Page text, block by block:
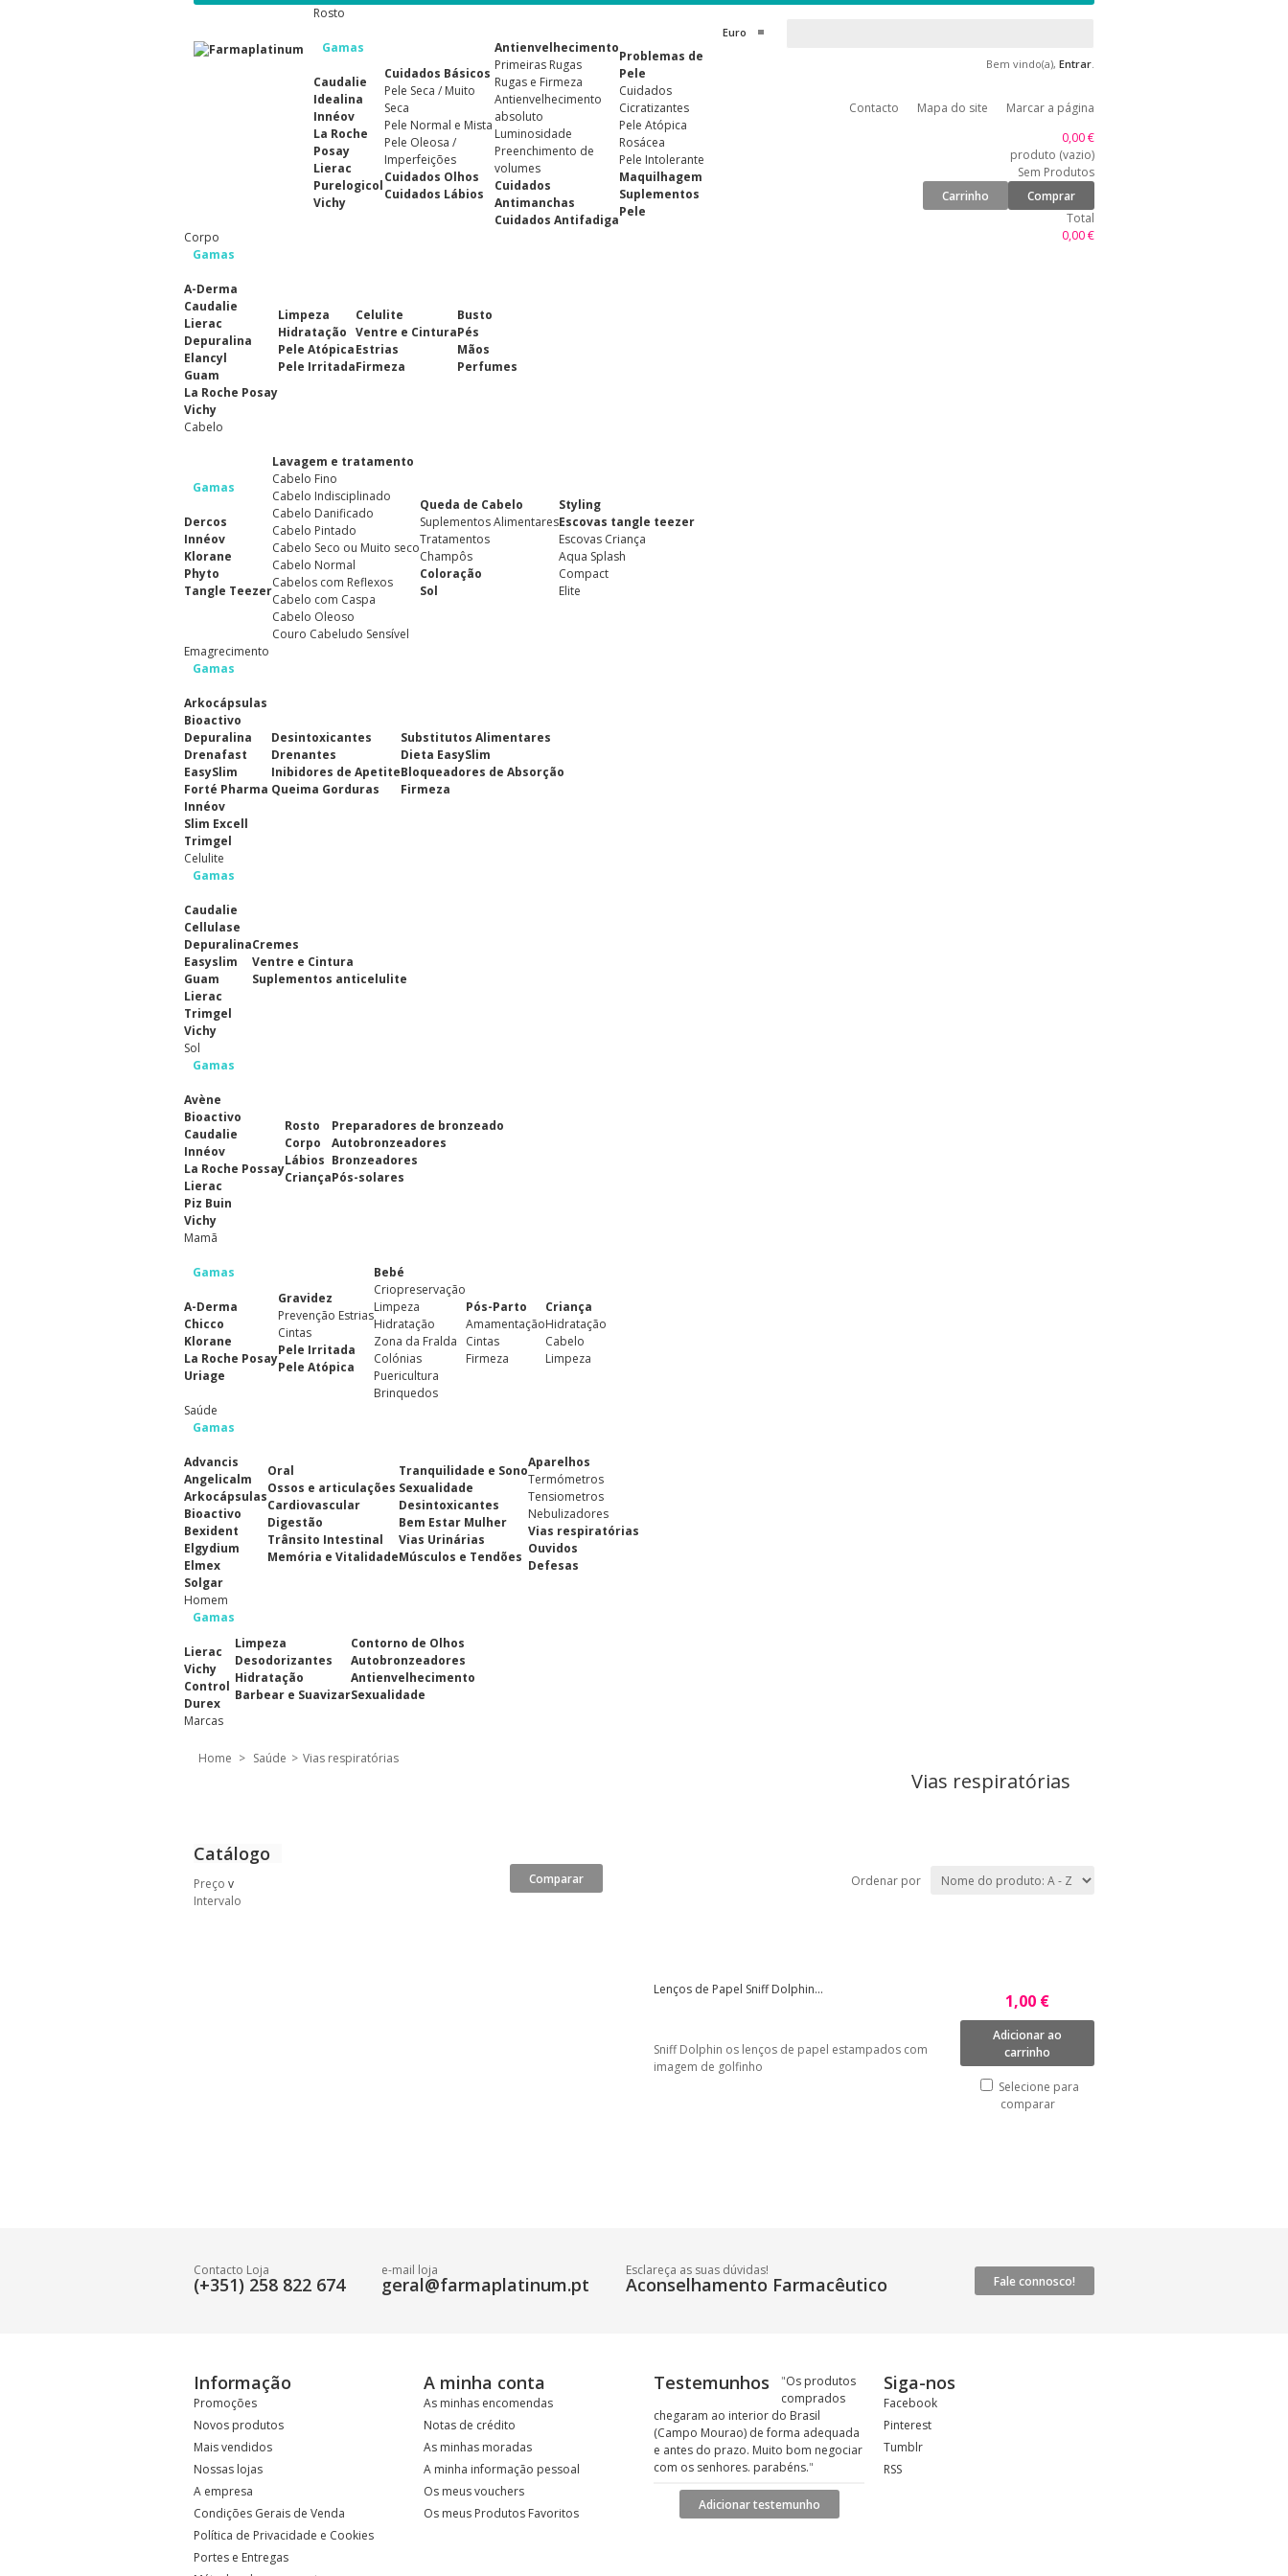
Euro
Bem vindo(a), Entrar.
Contacto Mapa do site
Marcar a página
0,00 €
produto (vazio)
Sem Produtos
Carrinho
Comprar
Total
0,00 €
Rosto
Gamas
Caudalie
Idealina
Innéov
La Roche
Posay
Lierac
Purelogicol
Vichy
Cuidados Básicos
Pele Seca / Muito
Seca
Pele Normal e Mista
Pele Oleosa /
Imperfeições
Cuidados Olhos
Cuidados Lábios
Antienvelhecimento
Primeiras Rugas
Rugas e Firmeza
Antienvelhecimento
absoluto
Luminosidade
Preenchimento de
volumes
Cuidados
Antimanchas
Cuidados Antifadiga
Problemas de
Pele
Cuidados
Cicratizantes
Pele Atópica
Rosácea
Pele Intolerante
Maquilhagem
Suplementos
Pele
Corpo
Gamas
A-Derma
Caudalie
Lierac
Depuralina
Elancyl
Guam
La Roche Posay
Vichy
Limpeza
Hidratação
Pele Atópica
Pele Irritada
Celulite
Ventre e Cintura
Estrias
Firmeza
Busto
Pés
Mãos
Perfumes
Cabelo
Gamas
Dercos
Innéov
Klorane
Phyto
Tangle Teezer
Lavagem e tratamento
Cabelo Fino
Cabelo Indisciplinado
Cabelo Danificado
Cabelo Pintado
Cabelo Seco ou Muito seco
Cabelo Normal
Cabelos com Reflexos
Cabelo com Caspa
Cabelo Oleoso
Couro Cabeludo Sensível
Queda de Cabelo
Suplementos Alimentares
Tratamentos
Champôs
Coloração
Sol
Styling
Escovas tangle teezer
Escovas Criança
Aqua Splash
Compact
Elite
Emagrecimento
Gamas
Arkocápsulas
Bioactivo
Depuralina
Drenafast
EasySlim
Forté Pharma
Innéov
Slim Excell
Trimgel
Desintoxicantes
Drenantes
Inibidores de Apetite
Queima Gorduras
Substitutos Alimentares
Dieta EasySlim
Bloqueadores de Absorção
Firmeza
Celulite
Gamas
Caudalie
Cellulase
Depuralina
Easyslim
Guam
Lierac
Trimgel
Vichy
Cremes
Ventre e Cintura
Suplementos anticelulite
Sol
Gamas
Avène
Bioactivo
Caudalie
Innéov
La Roche Possay
Lierac
Piz Buin
Vichy
Rosto
Corpo
Lábios
Criança
Preparadores de bronzeado
Autobronzeadores
Bronzeadores
Pós-solares
Mamã
Gamas
A-Derma
Chicco
Klorane
La Roche Posay
Uriage
Gravidez
Prevenção Estrias
Cintas
Pele Irritada
Pele Atópica
Bebé
Criopreservação
Limpeza
Hidratação
Zona da Fralda
Colónias
Puericultura
Brinquedos
Pós-Parto
Amamentação
Cintas
Firmeza
Criança
Hidratação
Cabelo
Limpeza
Saúde
Gamas
Advancis
Angelicalm
Arkocápsulas
Bioactivo
Bexident
Elgydium
Elmex
Solgar
Oral
Ossos e articulações
Cardiovascular
Digestão
Trânsito Intestinal
Memória e Vitalidade
Tranquilidade e Sono
Sexualidade
Desintoxicantes
Bem Estar Mulher
Vias Urinárias
Músculos e Tendões
Aparelhos
Termómetros
Tensiometros
Nebulizadores
Vias respiratórias
Ouvidos
Defesas
Homem
Gamas
Lierac
Vichy
Control
Durex
Limpeza
Desodorizantes
Hidratação
Barbear e Suavizar
Contorno de Olhos
Autobronzeadores
Antienvelhecimento
Sexualidade
Marcas
Home > Saúde > Vias respiratórias
Vias respiratórias
Catálogo
Preço v
Intervalo
Ordenar por
Lenços de Papel Sniff Dolphin...
Sniff Dolphin os lenços de papel estampados com
imagem de golfinho
1,00 €
Adicionar ao
carrinho
Selecione para
comparar
Fale connosco!
Contacto Loja
(+351) 258 822 674
e-mail loja
geral@farmaplatinum.pt
Esclareça as suas dúvidas!
Aconselhamento Farmacêutico
Informação
Promoções
Novos produtos
Mais vendidos
Nossas lojas
A empresa
Condições Gerais de Venda
Política de Privacidade e Cookies
Portes e Entregas
A minha conta
As minhas encomendas
Notas de crédito
As minhas moradas
A minha informação pessoal
Os meus vouchers
Os meus Produtos Favoritos
Testemunhos "Os produtos
comprados
chegaram ao interior do Brasil
(Campo Mourao) de forma adequada
e antes do prazo. Muito bom negociar
com os senhores. parabéns."
Adicionar testemunho
Siga-nos
Facebook
Pinterest
Tumblr
RSS